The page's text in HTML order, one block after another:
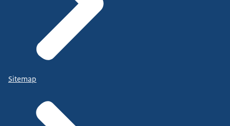
Sitemap